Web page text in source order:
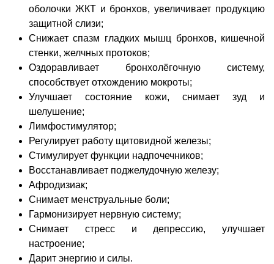
оболочки ЖКТ и бронхов, увеличивает продукцию
защитной слизи;
Снижает спазм гладких мышц бронхов, кишечной
стенки, желчных протоков;
Оздоравливает бронхолёгочную систему,
способствует отхождению мокроты;
Улучшает состояние кожи, снимает зуд и
шелушение;
Лимфостимулятор;
Регулирует работу щитовидной железы;
Стимулирует функции надпочечников;
Восстанавливает поджелудочную железу;
Афродизиак;
Снимает менструальные боли;
Гармонизирует нервную систему;
Снимает стресс и депрессию, улучшает
настроение;
Дарит энергию и силы.